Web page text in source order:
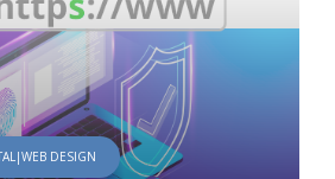
DESIGN